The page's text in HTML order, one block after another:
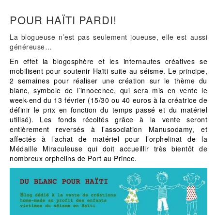
POUR HAÏTI PARDI!
La blogueuse n’est pas seulement joueuse, elle est aussi
généreuse…
En effet la blogosphère et les internautes créatives se
mobilisent pour soutenir Haïti suite au séisme. Le principe,
2 semaines pour réaliser une création sur le thème du
blanc, symbole de l’innocence, qui sera mis en vente le
week-end du 13 février (15/30 ou 40 euros à la créatrice de
définir le prix en fonction du temps passé et du matériel
utilisé). Les fonds récoltés grâce à la vente seront
entièrement reversés à l’association Manusodamy, et
affectés à l’achat de matériel pour l’orphelinat de la
Médaille Miraculeuse qui doit accueillir très bientôt de
nombreux orphelins de Port au Prince.